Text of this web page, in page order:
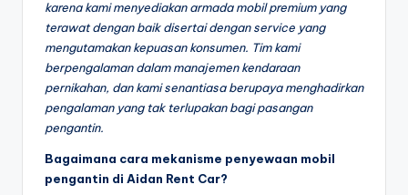
karena kami menyediakan armada mobil premium yang
terawat dengan baik disertai dengan service yang
mengutamakan kepuasan konsumen. Tim kami
berpengalaman dalam manajemen kendaraan
pernikahan, dan kami senantiasa berupaya menghadirkan
pengalaman yang tak terlupakan bagi pasangan
pengantin.
Bagaimana cara mekanisme penyewaan mobil
pengantin di Aidan Rent Car?